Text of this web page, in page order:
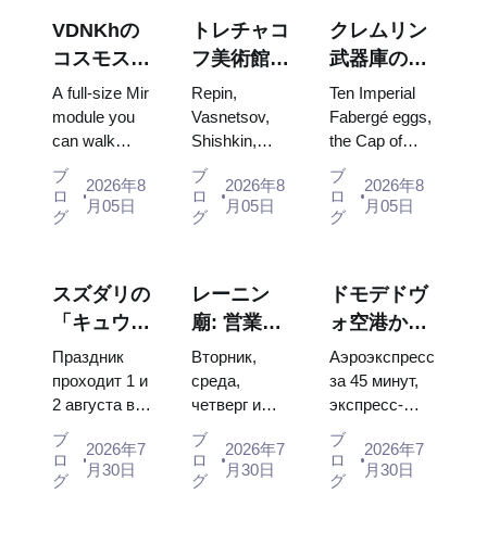
VDNKhの
コスモス・
パビリオ
ン：ロシア
最大の宇宙
博覧会内部
A full-size Mir
module you
can walk
through, the
Energia–
Buran model,
capsules and
120 pieces of
flight...
ブ
ロ
グ
2026年8
月05日
トレチャコ
フ美術館の
傑作：計画
を立てる価
値のある絵
画
Repin,
Vasnetsov,
Shishkin,
Vrubel, Serov
and Surikov
— the works
they hang,
and why
booking the...
ブ
ロ
グ
2026年8
月05日
クレムリン
武器庫の
宝：ファベ
ルジェの
卵、玉座、
戴冠式の衣
装
Ten Imperial
Fabergé eggs,
the Cap of
Monomakh,
the double
throne of two
dress of
Catherine...
ブ
ロ
グ
2026年8
月05日
スズダリの
「キュウリ
の日」
2026：チケ
ット、日
程、モスク
ワからのア
クセス方法
Праздник
проходит 1 и
2 августа в
Музее
деревянного
зодчества.
ブ
ロ
グ
2026年7
月30日
レーニン
廟: 営業時
間、入場方
法、そして
クレムリン
との混同に
ついての主
な混乱点
Вторник,
среда,
четверг и
суббота с
10:00 до
13:00, вход
ブ
ロ
グ
2026年7
月30日
ドモデドヴ
ォ空港から
モスクワ市
内へ：エア
ポートエク
スプレス、
バス、また
は電車
Аэроэкспресс
за 45 минут,
экспресс-
автобус за
450 рублей,
социальный
ブ
ロ
グ
2026年7
月30日